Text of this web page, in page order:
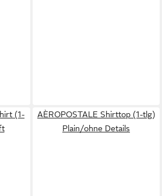
(1-
AÈROPOSTALE Shirttop (1-tlg)
Plain/ohne Details